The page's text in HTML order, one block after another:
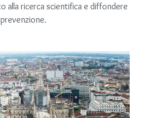
alla ricerca scientifica e diffondere